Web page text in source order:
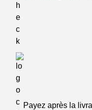
Payez après la